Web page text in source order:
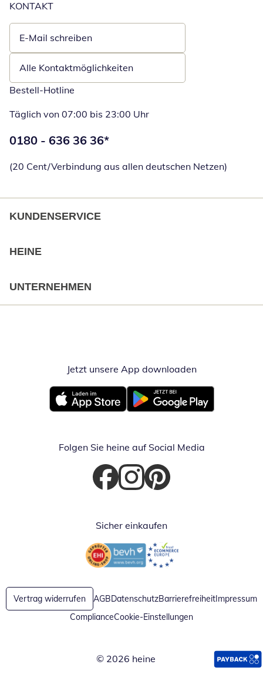
KONTAKT
E-Mail schreiben
Öffnet E-Mail-Client
Alle Kontaktmöglichkeiten
Bestell-Hotline
Täglich von 07:00 bis 23:00 Uhr
Telefonnummer:
0180 - 636 36 36*
(20 Cent/Verbindung aus allen deutschen Netzen)
KUNDENSERVICE
HEINE
UNTERNEHMEN
Jetzt unsere App downloadenÖffnet in
Öffnet in neuem FensterÖffnet in neuem Fenster
Folgen Sie heine auf Social Media
Öffnet in neuem Fenster
Öffnet in neuem Fenster
Öffnet in neuem Fenster
Sicher einkaufen
Öffnet in neuem FensterÖffnet in neuem Fenster
Vertrag widerrufen AGBDatenschutzBarrierefreiheitImpressum
ComplianceCookie-Einstellungen
© 2026 heine